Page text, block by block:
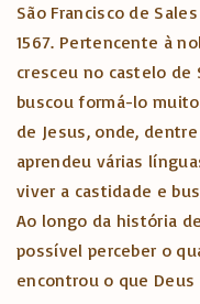
São Francisco de
1567. Pertencente à
cresceu no castelo de
buscou formá-lo
de Jesus, onde,
aprendeu várias
viver a castidade e
Ao longo da história
possível perceber o
encontrou o que Deus